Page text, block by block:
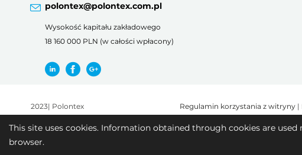
This site uses cookies. Information obtained through cookies are
browser.
polontex@polontex.com.pl
Wysokość kapitału zakładowego
18 160 000 PLN (w całości wpłacony)
2023| Polontex Regulamin korzystania z witryny|